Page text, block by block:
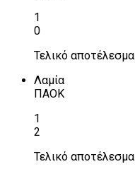
1
0
Τελικό αποτέλεσμα
Λαμία
ΠΑΟΚ
1
2
Τελικό αποτέλεσμα